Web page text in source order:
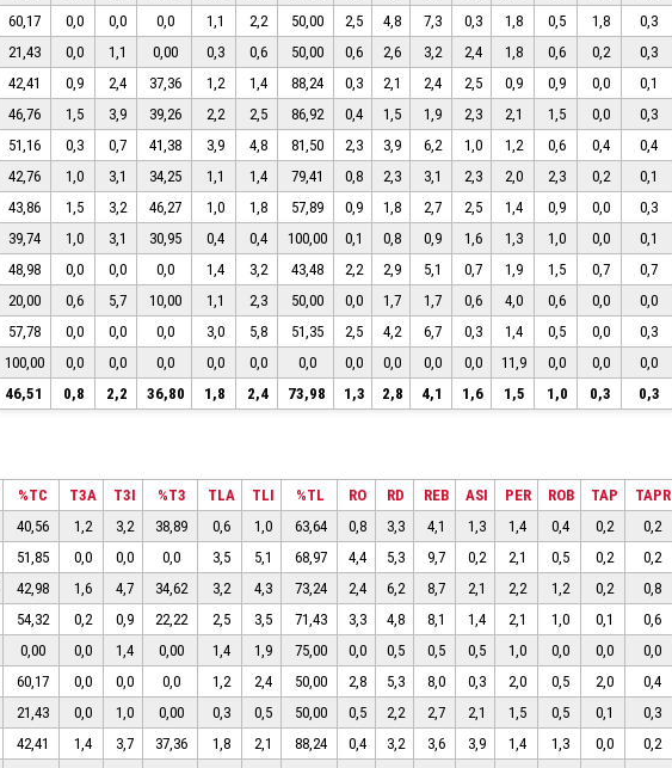
60,17 0,0 0,0 0,0 1,1 2,2 50,00 2,5 4,8 7,3 0,3 1,8 0,5 1,8 0,3
21,43 0,0 1,1 0,00 0,3 0,6 50,00 0,6 2,6 3,2 2,4 1,8 0,6 0,2 0,3
42,41 0,9 2,4 37,36 1,2 1,4 88,24 0,3 2,1 2,4 2,5 0,9 0,9 0,0 0,1
46,76 1,5 3,9 39,26 2,2 2,5 86,92 0,4 1,5 1,9 2,3 2,1 1,5 0,0 0,3
51,16 0,3 0,7 41,38 3,9 4,8 81,50 2,3 3,9 6,2 1,0 1,2 0,6 0,4 0,4
42,76 1,0 3,1 34,25 1,1 1,4 79,41 0,8 2,3 3,1 2,3 2,0 2,3 0,2 0,1
43,86 1,5 3,2 46,27 1,0 1,8 57,89 0,9 1,8 2,7 2,5 1,4 0,9 0,0 0,3
39,74 1,0 3,1 30,95 0,4 0,4 100,00 0,1 0,8 0,9 1,6 1,3 1,0 0,0 0,1
48,98 0,0 0,0 0,0 1,4 3,2 43,48 2,2 2,9 5,1 0,7 1,9 1,5 0,7 0,7
20,00 0,6 5,7 10,00 1,1 2,3 50,00 0,0 1,7 1,7 0,6 4,0 0,6 0,0 0,0
57,78 0,0 0,0 0,0 3,0 5,8 51,35 2,5 4,2 6,7 0,3 1,4 0,5 0,0 0,3
100,00 0,0 0,0 0,0 0,0 0,0 0,0 0,0 0,0 0,0 0,0 11,9 0,0 0,0 0,0
46,51 0,8 2,2 36,80 1,8 2,4 73,98 1,3 2,8 4,1 1,6 1,5 1,0 0,3 0,3
%TC T3A T3I %T3 TLA TLI %TL RO RD REB ASI PER ROB TAP TAPR
40,56 1,2 3,2 38,89 0,6 1,0 63,64 0,8 3,3 4,1 1,3 1,4 0,4 0,2 0,2
51,85 0,0 0,0 0,0 3,5 5,1 68,97 4,4 5,3 9,7 0,2 2,1 0,5 0,2 0,2
42,98 1,6 4,7 34,62 3,2 4,3 73,24 2,4 6,2 8,7 2,1 2,2 1,2 0,2 0,8
54,32 0,2 0,9 22,22 2,5 3,5 71,43 3,3 4,8 8,1 1,4 2,1 1,0 0,1 0,6
0,00 0,0 1,4 0,00 1,4 1,9 75,00 0,0 0,5 0,5 0,5 1,0 0,0 0,0 0,0
60,17 0,0 0,0 0,0 1,2 2,4 50,00 2,8 5,3 8,0 0,3 2,0 0,5 2,0 0,4
21,43 0,0 1,0 0,00 0,3 0,5 50,00 0,5 2,2 2,7 2,1 1,5 0,5 0,1 0,3
42,41 1,4 3,7 37,36 1,8 2,1 88,24 0,4 3,2 3,6 3,9 1,4 1,3 0,0 0,2